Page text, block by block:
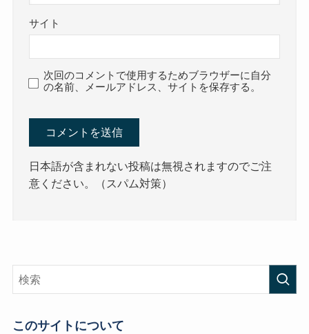
サイト
次回のコメントで使用するためブラウザーに自分
の名前、メールアドレス、サイトを保存する。
日本語が含まれない投稿は無視されますのでご注
意ください。（スパム対策）
このサイトについて